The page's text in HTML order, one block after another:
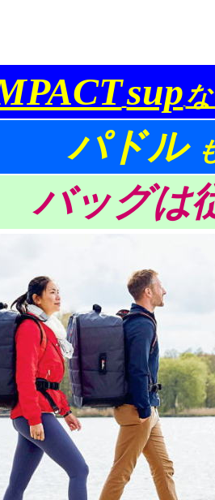
sup
パドル
バッグは